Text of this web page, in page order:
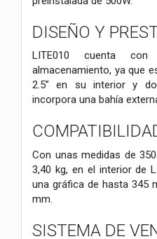
DISEÑO Y
LITE010 cuenta
almacenamiento, ya que
2.5” en su interior y
incorpora una bahía
Con unas medidas de
3,40 kg, en el interior de
una gráfica de hasta 345
mm.
SISTEMA DE